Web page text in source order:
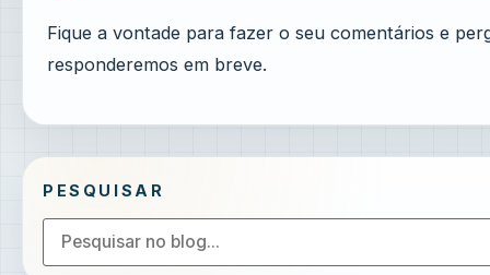
Fique a vontade para fazer o seu comentários e
responderemos em breve.
PESQUISAR